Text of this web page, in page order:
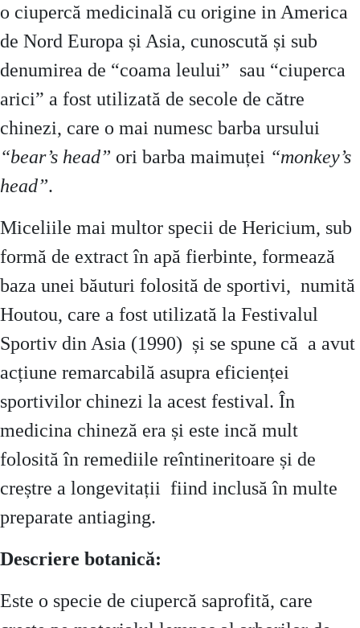
o ciupercă medicinală cu origine in America
de Nord Europa și Asia, cunoscută și sub
denumirea de “coama leului” sau “ciuperca
arici” a fost utilizată de secole de către
chinezi, care o mai numesc barba ursului
“bear’s head” ori barba maimuței “monkey’s
head”.
Miceliile mai multor specii de Hericium, sub
formă de extract în apă fierbinte, formează
baza unei băuturi folosită de sportivi, numită
Houtou, care a fost utilizată la Festivalul
Sportiv din Asia (1990) și se spune că a avut
acțiune remarcabilă asupra eficienței
sportivilor chinezi la acest festival. În
medicina chineză era și este incă mult
folosită în remediile reîntineritoare și de
creștre a longevitații fiind inclusă în multe
preparate antiaging.
Descriere botanică:
Este o specie de ciupercă saprofită, care